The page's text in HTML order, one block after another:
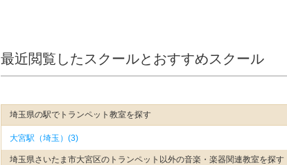
最近閲覧したスクールとおすすめスクール
埼玉県の駅でトランペット教室を探す
大宮駅（埼玉）(3)
埼玉県さいたま市大宮区のトランペット以外の音楽・楽器関連教室を探す